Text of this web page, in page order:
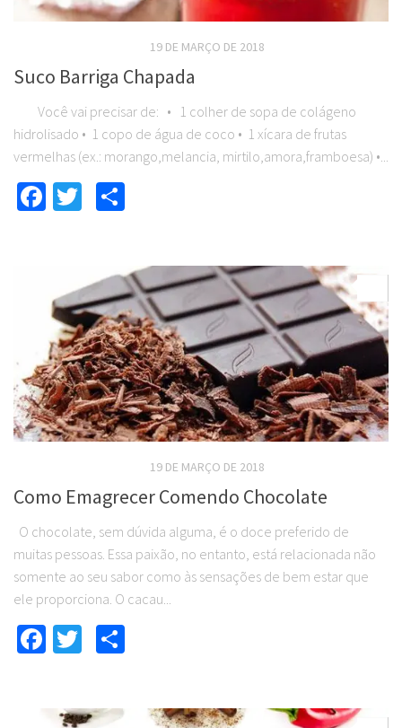
19 DE MARÇO DE 2018
Suco Barriga Chapada
Você vai precisar de: • 1 colher de sopa de colágeno
hidrolisado • 1 copo de água de coco • 1 xícara de frutas
vermelhas (ex.: morango,melancia, mirtilo,amora,framboesa) •...
Facebook
Twitter
19 DE MARÇO DE 2018
Como Emagrecer Comendo Chocolate
O chocolate, sem dúvida alguma, é o doce preferido de
muitas pessoas. Essa paixão, no entanto, está relacionada não
somente ao seu sabor como às sensações de bem estar que
ele proporciona. O cacau...
Facebook
Twitter